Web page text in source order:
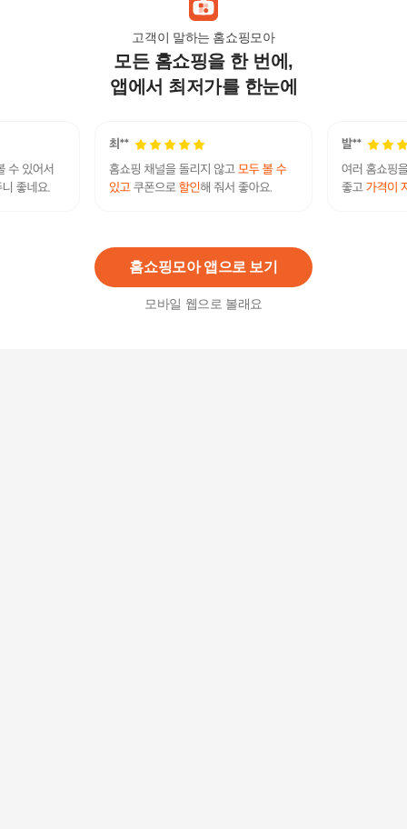
고객이 말하는 홈쇼핑모아
모든 홈쇼핑을 한 번에,
앱에서 최저가를 한눈에
홈쇼핑모아 앱으로 보기
모바일 웹으로 볼래요
[네파키즈/택가89,000] KL45902 해피 스커트세트
본사직영
35,000원
[삐삐네옷가게]삐삐네옷가게 여아 주니어 카라 스